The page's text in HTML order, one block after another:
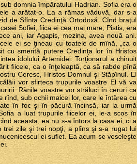
domnia împăratului Hadrian. Sofia era o
a arătat-o. Ea a rămas văduvă, dar s-a
de Sfînta Credinţă Ortodoxă. Cînd braţul
Sofiei, fiica ei cea mai mare, Pistis, era
ani, iar Agapis, mezina, avea nouă ani.
ei se ţineau cu toatele de mînă, „ca o
cu smerită putere Credinţa lor în Hristos
idolului Artemidei. Torţionarul a chinuit
fiicele, ca o înţeleaptă, ca să rabde pînă
Ceresc, Hristos Domnul şi Stăpînul. El
vor sfirteca trupurile voastre El vă va
Rănile voastre vor străluci în ceruri ca
rînd, sub ochii maicei lor, care le întărea cu
în foc şi în păcură încinsă, iar la urmă
a luat trupurile fiicelor ei, le-a scos în
aceasta, ea nu s-a întors la casa ei, ci a
trei zile şi trei nopţi, a plîns şi s-a rugat lui
ei suflet. Ea acum se veseleşte